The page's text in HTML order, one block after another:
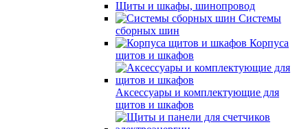
Щиты и шкафы, шинопровод
Системы
сборных шин
Корпуса
щитов и шкафов
Аксессуары и комплектующие для
щитов и шкафов